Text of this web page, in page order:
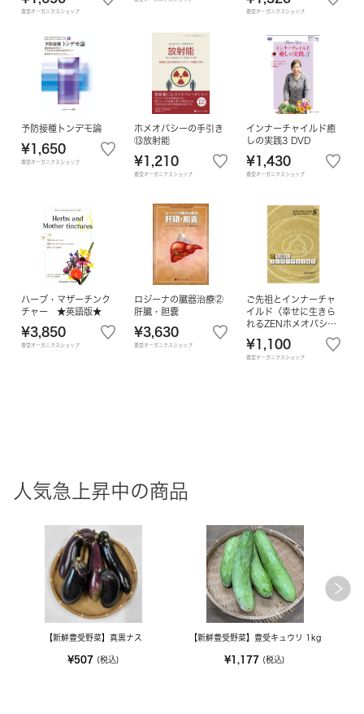
豊受オーガニクスショップ 豊受オーガニクスショップ
予防接種トンデモ論
¥1,650
豊受オーガニクスショップ
ホメオパシーの手引き
⑬放射能
¥1,210
豊受オーガニクスショップ
インナーチャイルド癒
しの実践3 DVD
¥1,430
豊受オーガニクスショップ
ハーブ・マザーチンク
チャー ★英語版★
¥3,850
豊受オーガニクスショップ
ロジーナの臓器治療②
肝臓・胆嚢
¥3,630
豊受オーガニクスショップ
ご先祖とインナーチャ
イルド〈幸せに生きら
れるZENホメオパシー
¥1,100
豊受オーガニクスショップ
人気急上昇中の商品
【新鮮豊受野菜】真黒ナス
¥507 (税込)
【新鮮豊受野菜】豊受キュウリ 1kg
¥1,177 (税込)